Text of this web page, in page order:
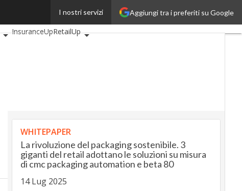
Aggiungi tra i preferiti su Google
I nostri servizi
InsuranceUpRetailUp
WHITEPAPER
La rivoluzione del packaging sostenibile. 3
giganti del retail adottano le soluzioni su misura
di cmc packaging automation e beta 80
14 Lug 2025